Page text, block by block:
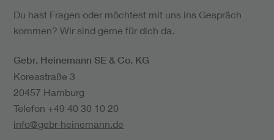
Du hast Fragen oder möchtest mit uns ins Gespräch
kommen? Wir sind gerne für dich da.
Gebr. Heinemann SE & Co. KG
Koreastraße 3
20457 Hamburg
Telefon +49 40 30 10 20
info@gebr-heinemann.de